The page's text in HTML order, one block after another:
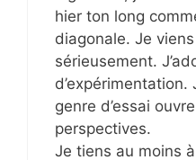
hier ton long
diagonale. Je
sérieusement.
d’expérimentation.
genre d’essai
perspectives.
Je tiens au moins